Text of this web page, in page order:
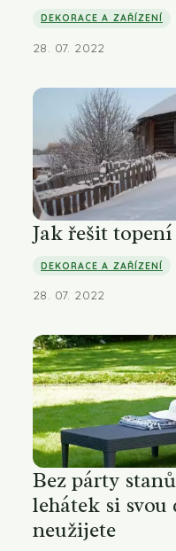
DEKORACE A ZAŘÍZENÍ
28. 07. 2022
Jak řešit
DEKORACE A ZAŘÍZENÍ
28. 07. 2022
Bez párty
lehátek si
neužijete